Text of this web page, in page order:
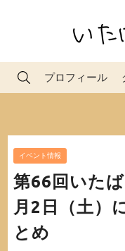
プロフィール
イベント情報
第66回いた
月2日（土）
とめ